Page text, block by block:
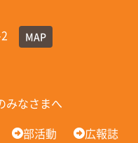
2
MAP
みなさまへ
部活動 広報誌